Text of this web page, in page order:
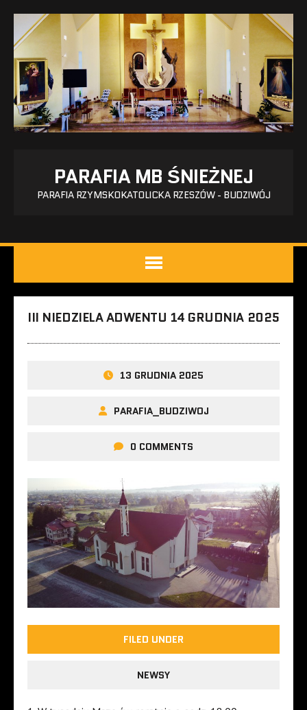
PARAFIA MB ŚNIEŻNEJ
PARAFIA RZYMSKOKATOLICKA RZESZÓW - BUDZIWÓJ
III NIEDZIELA ADWENTU 14 GRUDNIA 2025
13 GRUDNIA 2025
PARAFIA_BUDZIWOJ
0 COMMENTS
FILED UNDER
NEWSY